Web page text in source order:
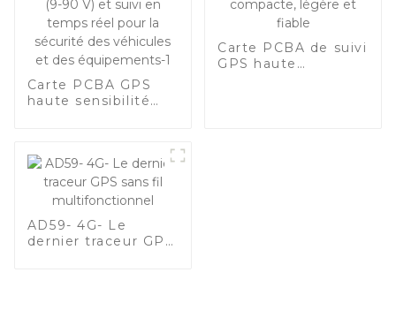
Carte PCBA GPS
haute sensibilité
de tension (9-90 V)
et suivi en temps
réel pour la sécurité
des véhicules et
Carte PCBA de suivi
GPS haute
AD59- 4G- Le
dernier traceur GPS